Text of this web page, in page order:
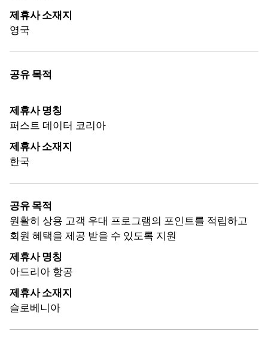
제휴사 소재지
영국
공유 목적
제휴사 명칭
퍼스트 데이터 코리아
제휴사 소재지
한국
공유 목적
원활히 상용 고객 우대 프로그램의 포인트를 적립하고
회원 혜택을 제공 받을 수 있도록 지원
제휴사 명칭
아드리아 항공
제휴사 소재지
슬로베니아